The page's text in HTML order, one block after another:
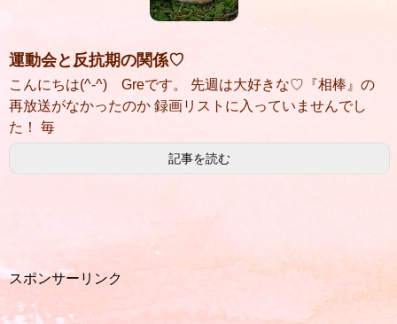
運動会と反抗期の関係♡
こんにちは(^-^) Greです。 先週は大好きな♡『相棒』の
再放送がなかったのか 録画リストに入っていませんでし
た！ 毎
記事を読む
スポンサーリンク